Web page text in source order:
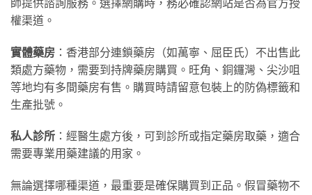
權渠道。
實體藥房 ：香港部分連鎖藥房（如萬寧、屈臣氏）不出售此
類處方藥物，需要到持牌藥房購買。旺角、銅鑼灣、尖沙咀
等地均有多間藥房有售。購買時請留意包裝上的防偽標籤和
生產批號。
私人診所 ：經醫生處方後，可到診所或指定藥房取藥，適合
需要專業用藥建議的用家。
無論選擇哪種渠道，最重要是確保購買到正品。假冒藥物不